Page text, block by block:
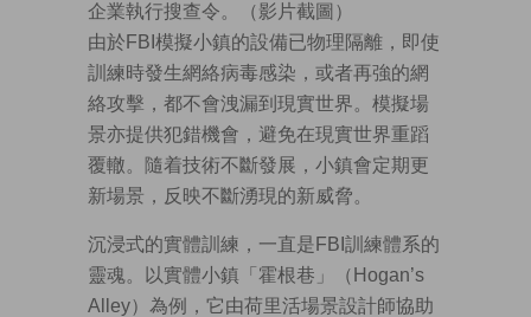
企業執行搜查令。（影片截圖）
由於FBI模擬小鎮的設備已物理隔離，即使
訓練時發生網絡病毒感染，或者再強的網
絡攻擊，都不會洩漏到現實世界。模擬場
景亦提供犯錯機會，避免在現實世界重蹈
覆轍。隨着技術不斷發展，小鎮會定期更
新場景，反映不斷湧現的新威脅。
沉浸式的實體訓練，一直是FBI訓練體系的
靈魂。以實體小鎮「霍根巷」（Hogan’s
Alley）為例，它由荷里活場景設計師協助